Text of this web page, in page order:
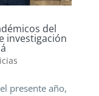
del
investigación
presente año,